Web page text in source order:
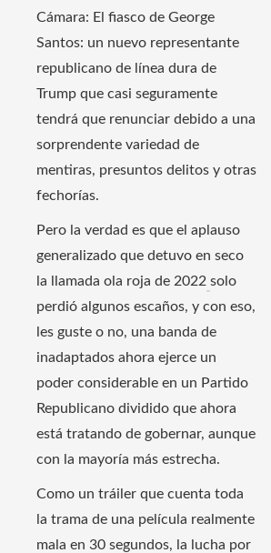
Cámara: El fiasco de George
Santos: un nuevo representante
republicano de línea dura de
Trump que casi seguramente
tendrá que renunciar debido a una
sorprendente variedad de
mentiras, presuntos delitos y otras
fechorías.
Pero la verdad es que el aplauso
generalizado que detuvo en seco
la llamada ola roja de 2022 solo
perdió algunos escaños, y con eso,
les guste o no, una banda de
inadaptados ahora ejerce un
poder considerable en un Partido
Republicano dividido que ahora
está tratando de gobernar, aunque
con la mayoría más estrecha.
Como un tráiler que cuenta toda
la trama de una película realmente
mala en 30 segundos, la lucha por